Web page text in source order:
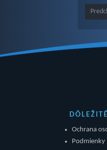
Ochrana
Podmienky